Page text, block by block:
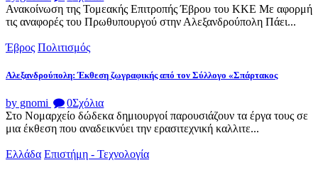
Ανακοίνωση της Τομεακής Επιτροπής Έβρου του ΚΚΕ Με αφορμή
τις αναφορές του Πρωθυπουργού στην Αλεξανδρούπολη Πάει...
Έβρος Πολιτισμός
Αλεξανδρούπολη: Έκθεση ζωγραφικής από τον Σύλλογο «Σπάρτακος
by gnomi 0Σχόλια
Στο Νομαρχείο δώδεκα δημιουργοί παρουσιάζουν τα έργα τους σε
μια έκθεση που αναδεικνύει την ερασιτεχνική καλλιτε...
Ελλάδα Επιστήμη - Τεχνολογία